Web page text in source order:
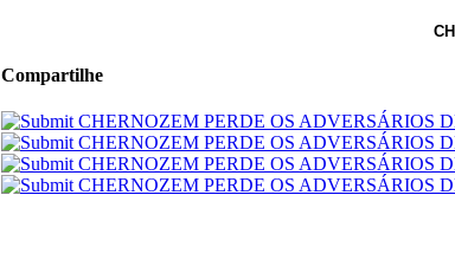
Compartilhe